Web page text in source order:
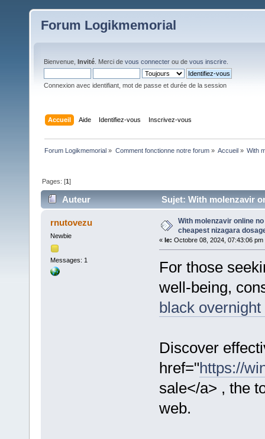
Forum Logikmemorial
Bienvenue, Invité . Merci de vous connecter ou de vous inscrire
Connexion avec identifiant, mot de passe et durée de la session
Accueil Aide Identifiez-vous Inscrivez-vous
Forum Logikmemorial » Comment fonctionne notre forum» Accueil» With
Pages: [1]
Auteur
Sujet: With molenzavir
(Lu 120 fois)
rnutovezu
Newbie
Messages: 1
With molenzavir online
cheapest nizagara
« le: Octobre 08, 2024, 07:43:06 pm
For those
well-being,
black
Discover
href="https://
sale</a> , the
web.